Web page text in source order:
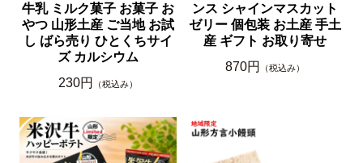
牛乳 ミルク菓子 お菓子 お
やつ 山形土産 ご当地 お試
し ばら売り ひとくちサイ
ズ カルシウム
230円
（税込み）
ンス シャインマスカット
ゼリー 個包装 お土産 手土
産 ギフト お取り寄せ
870円
（税込み）